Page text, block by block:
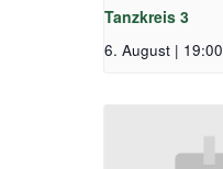
Tanzkreis 3
6. August | 19:00